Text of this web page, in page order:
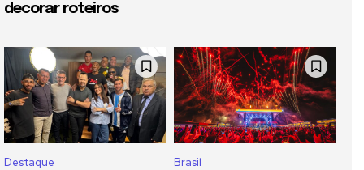
decorar roteiros
Destaque Brasil